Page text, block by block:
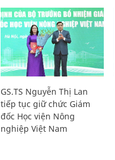
GS.TS Nguyễn Thị Lan
tiếp tục giữ chức Giám
đốc Học viện Nông
nghiệp Việt Nam